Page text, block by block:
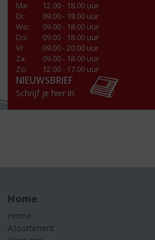
Ma:
12.00 - 18.00 uur
Di:
09.00 - 18.00 uur
Wo:
09.00 - 18.00 uur
Do:
09.00 - 18.00 uur
Vr:
09.00 - 20.00 uur
Za:
09.00 - 18.00 uur
Zo:
12.00 - 17.00 uur
NIEUWSBRIEF
Schrijf je hier in
Home
Home
Assortiment